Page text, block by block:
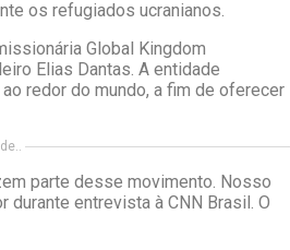
os refugiados ucranianos.
Global Kingdom
Elias Dantas. A entidade
redor do mundo, a fim de oferecer
parte desse movimento. Nosso
entrevista à CNN Brasil. O